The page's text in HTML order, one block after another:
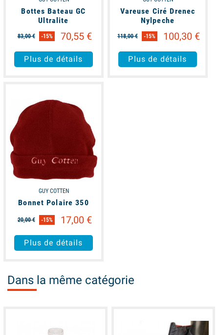
Bottes Bateau GC
Ultralite
83,00 € -15% 70,55 €
Plus de détails
Vareuse Ciré Drenec
Nylpeche
118,00 € -15% 100,30 €
Plus de détails
GUY COTTEN
Bonnet Polaire 350
20,00 € -15% 17,00 €
Plus de détails
Dans la même catégorie